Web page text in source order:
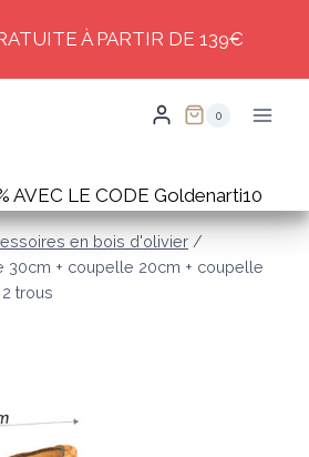
À PARTIR DE 139€
0
AVEC LE CODE Goldenarti10
en bois d'olivier /
30cm + coupelle 20cm + coupelle
trous